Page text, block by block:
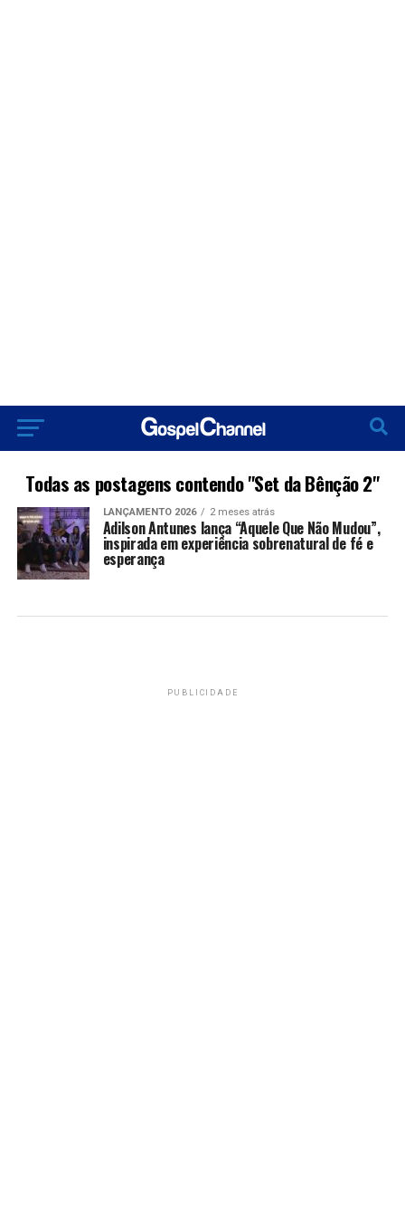
Todas as postagens contendo "Set da Bênção 2"
LANÇAMENTO 2026 2 meses atrás
Adilson Antunes lança “Aquele Que Não Mudou”,
inspirada em experiência sobrenatural de fé e
esperança
PUBLICIDADE